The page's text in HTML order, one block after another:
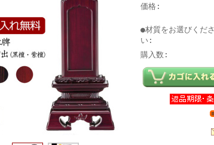
価格:
●材質をお選びくださ
い:
購入数: